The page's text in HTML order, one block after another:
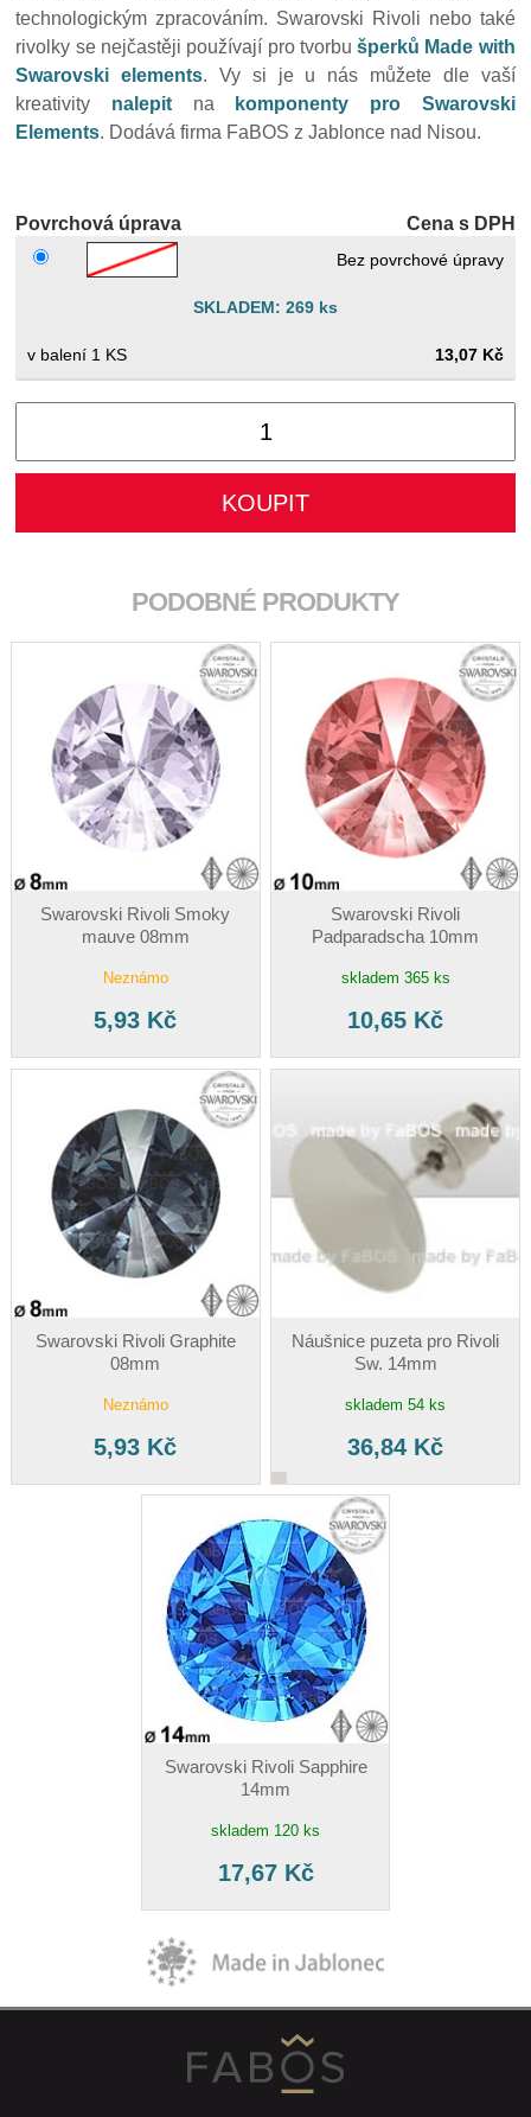
technologickým zpracováním. Swarovski Rivoli nebo také
rivolky se nejčastěji používají pro tvorbušperků Made with
Swarovski elements. Vy si je u nás můžete dle vaší
kreativity nalepit na
komponenty pro Swarovski
Elements. Dodává firma FaBOS z Jablonce nad Nisou.
Povrchová úprava Cena s DPH
Bez povrchové úpravy
SKLADEM: 269 ks
1 KS 13,07 Kč
PODOBNÉ PRODUKTY
Swarovski Rivoli Smoky
mauve 08mm
Neznámo
5,93 Kč
Swarovski Rivoli
Padparadscha 10mm
skladem 365 ks
10,65 Kč
Swarovski Rivoli Graphite
08mm
Neznámo
5,93 Kč
Náušnice puzeta pro Rivoli
Sw. 14mm
skladem 54 ks
36,84 Kč
Swarovski Rivoli Sapphire
14mm
skladem 120 ks
17,67 Kč